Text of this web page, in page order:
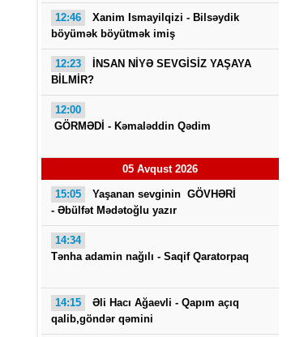
12:46 Xanim Ismayilqizi - Bilsəydik
böyümək böyütmək imiş
12:23
İNSAN NİYƏ SEVGİSİZ YAŞAYA
BİLMİR?
12:00
GÖRMƏDİ - Kəmaləddin Qədim
05 Avqust 2026
15:05
Yaşanan sevginin GÖVHƏRİ
- Əbülfət Mədətoğlu yazır
14:34
Tənha adamin nağılı - Saqif Qaratorpaq
14:15 Əli Hacı Ağaevli - Qapım açıq
qalib,göndər qəmini